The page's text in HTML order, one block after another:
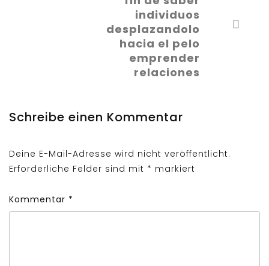
individuos
desplazandolo
hacia el pelo
emprender
relaciones
Schreibe einen Kommentar
Deine E-Mail-Adresse wird nicht veröffentlicht.
Erforderliche Felder sind mit * markiert
Kommentar *